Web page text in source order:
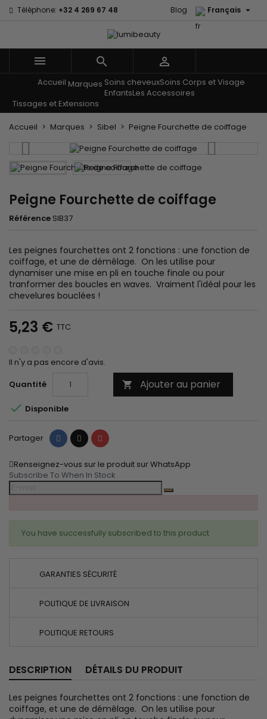
Téléphone: +32 4 269 67 48 Français 
Blog
  
Accueil Marques Soins cheveuxSoins Corps et Visage
EnfantsLes Accessoires
Tissages et Extensions
Accueil Marques Sibel Peigne Fourchette de coiffage
Peigne Fourchette de coiffage
Référence SIB37
Les peignes fourchettes ont 2 fonctions : une fonction de
coiffage, et une de démêlage. On les utilise pour
dynamiser une mise en pli en touche finale ou pour
tranformer des boucles en waves. Vraiment l'idéal pour les
chevelures bouclées !
5,23 € TTC
Il n'y a pas encore d'avis.
Quantité
 Ajouter au panier
 Disponible
Partager PartagerTweet Pinterest
Renseignez-vous sur le produit sur WhatsApp
Subscribe To When In Stock
You have successfully subscribed to this product
GARANTIES SÉCURITÉ
POLITIQUE DE LIVRAISON
POLITIQUE RETOURS
DESCRIPTION DÉTAILS DU PRODUIT
Les peignes fourchettes ont 2 fonctions : une fonction de
coiffage, et une de démêlage. On les utilise pour